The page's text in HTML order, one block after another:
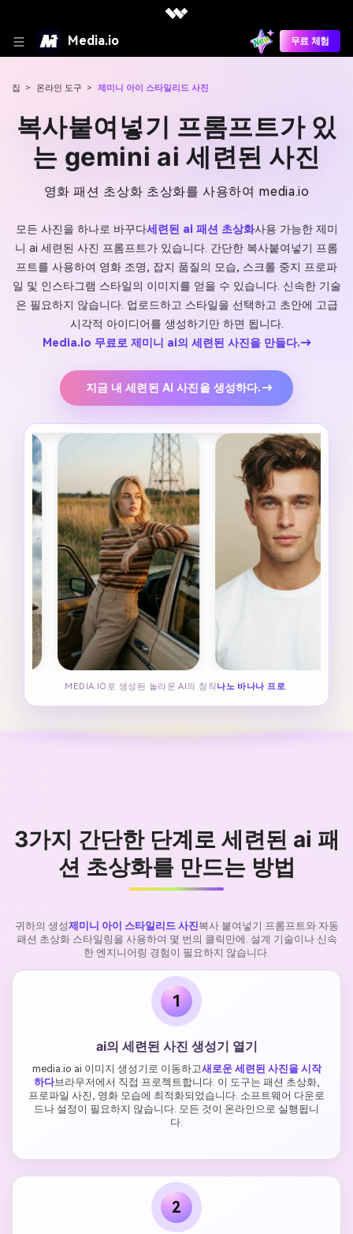
Media.io 무료 체험
집 > 온라인 도구 > 제미니 아이 스타일리드 사진
복사붙여넣기 프롬프트가 있
는 gemini ai 세련된 사진
영화 패션 초상화 초상화를 사용하여 media.io
모든 사진을 하나로 바꾸다세련된 ai 패션 초상화사용 가능한 제미
니 ai 세련된 사진 프롬프트가 있습니다. 간단한 복사붙여넣기 프롬
프트를 사용하여 영화 조명, 잡지 품질의 모습, 스크롤 중지 프로파
일 및 인스타그램 스타일의 이미지를 얻을 수 있습니다. 신속한 기술
은 필요하지 않습니다. 업로드하고 스타일을 선택하고 초안에 고급
시각적 아이디어를 생성하기만 하면 됩니다.
Media.io 무료로 제미니 ai의 세련된 사진을 만들다.→
지금 내 세련된 Ai 사진을 생성하다.→
MEDIA.IO로 생성된 놀라운 AI의 창작나노 바나나 프로.
3가지 간단한 단계로 세련된 ai 패
션 초상화를 만드는 방법
귀하의 생성제미니 아이 스타일리드 사진복사 붙여넣기 프롬프트와 자동
패션 초상화 스타일링을 사용하여 몇 번의 클릭만에. 설계 기술이나 신속
한 엔지니어링 경험이 필요하지 않습니다.
1
ai의 세련된 사진 생성기 열기
media.io ai 이미지 생성기로 이동하고새로운 세련된 사진을 시작
하다브라우저에서 직접 프로젝트합니다. 이 도구는 패션 초상화,
프로파일 사진, 영화 모습에 최적화되었습니다. 소프트웨어 다운로
드나 설정이 필요하지 않습니다. 모든 것이 온라인으로 실행됩니
다.
2